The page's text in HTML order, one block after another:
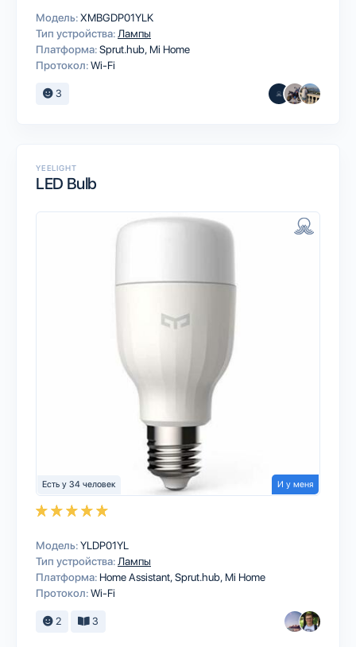
Модель:XMBGDP01YLK
Тип устройства: Лампы
Платформа:Sprut.hub Mi Home
Протокол:Wi-Fi
3
YEELIGHT
LED Bulb
Есть у 34 человек И у меня
Модель:YLDP01YL
Тип устройства: Лампы
Платформа: Home AssistantSprut.hub Mi Home
Протокол:Wi-Fi
2 3